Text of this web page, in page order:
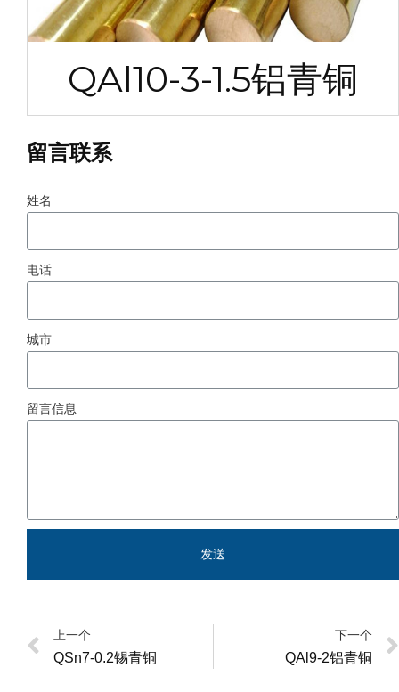
QAl10-3-1.5铝青铜
留言联系
姓名
电话
城市
留言信息
发送
上一个
QSn7-0.2锡青铜
下一个
QAl9-2铝青铜